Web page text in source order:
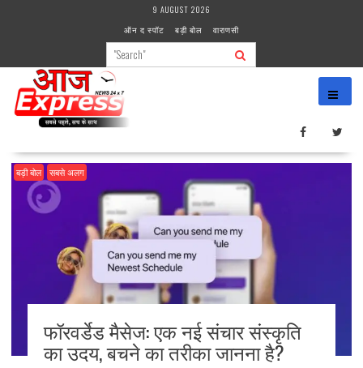
9 AUGUST 2026
ऑन द स्पॉट
बड़ी बोल वाराणसी
बड़ी बोल सबसे अलग
फॉरवर्डेड मैसेज: एक नई संचार संस्कृति
का उदय, बचने का तरीका जानना है?